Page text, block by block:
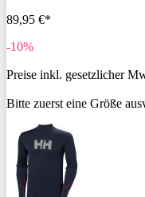
89,95 €*
-10%
Preise inkl. gesetzlicher
Bitte zuerst eine Größe